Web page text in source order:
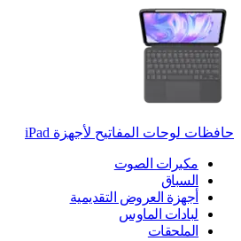
حافظات لوحات المفاتيح لأجهزة ‏iPad
مكبرات الصوت
السباق
أجهزة العروض التقديمية
لبادات الماوس
الملحقات